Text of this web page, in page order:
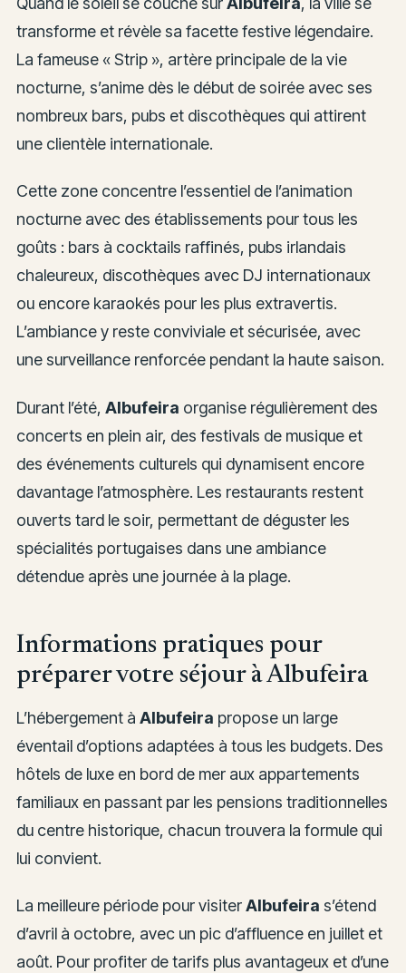
transforme et révèle sa facette festive légendaire.
La fameuse « Strip », artère principale de la vie
nocturne, s’anime dès le début de soirée avec ses
nombreux bars, pubs et discothèques qui attirent
une clientèle internationale.
Cette zone concentre l’essentiel de l’animation
nocturne avec des établissements pour tous les
goûts : bars à cocktails raffinés, pubs irlandais
chaleureux, discothèques avec DJ internationaux
ou encore karaokés pour les plus extravertis.
L’ambiance y reste conviviale et sécurisée, avec
une surveillance renforcée pendant la haute saison.
Durant l’été, Albufeira organise régulièrement des
concerts en plein air, des festivals de musique et
des événements culturels qui dynamisent encore
davantage l’atmosphère. Les restaurants restent
ouverts tard le soir, permettant de déguster les
spécialités portugaises dans une ambiance
détendue après une journée à la plage.
Informations pratiques pour
préparer votre séjour à Albufeira
L’hébergement à Albufeira propose un large
éventail d’options adaptées à tous les budgets. Des
hôtels de luxe en bord de mer aux appartements
familiaux en passant par les pensions traditionnelles
du centre historique, chacun trouvera la formule qui
lui convient.
La meilleure période pour visiterAlbufeira s’étend
d’avril à octobre, avec un pic d’affluence en juillet et
août. Pour profiter de tarifs plus avantageux et d’une